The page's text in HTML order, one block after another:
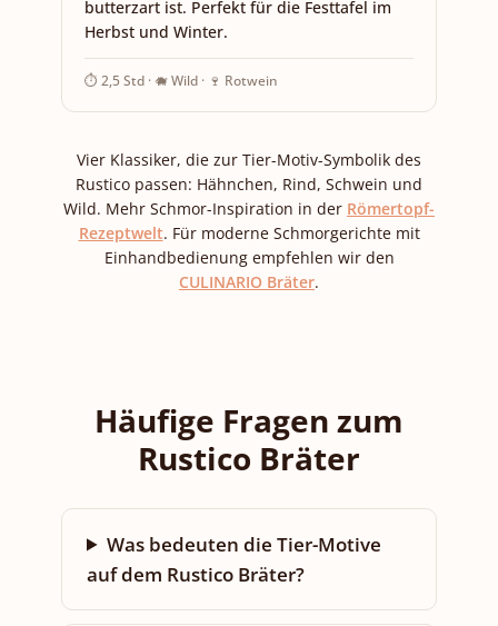
butterzart ist. Perfekt für die Festtafel im
Herbst und Winter.
⏱ 2,5 Std · 🐗 Wild · 🍷 Rotwein
Vier Klassiker, die zur Tier-Motiv-Symbolik des
Rustico passen: Hähnchen, Rind, Schwein und
Wild. Mehr Schmor-Inspiration in der Römertopf-
Rezeptwelt. Für moderne Schmorgerichte mit
Einhandbedienung empfehlen wir den
CULINARIO Bräter.
Häufige Fragen zum
Rustico Bräter
Was bedeuten die Tier-Motive
auf dem Rustico Bräter?